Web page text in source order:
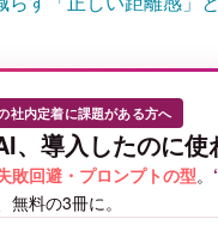
社内定着に課題がある方へ
、導入したのに使
敗回避・プロンプトの型。
無料の3冊に。